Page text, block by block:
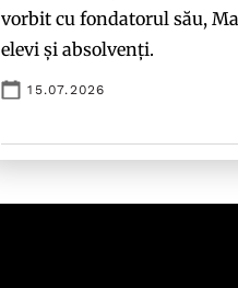
vorbit cu fondatorul său,
elevi și absolvenți.
15.07.2026